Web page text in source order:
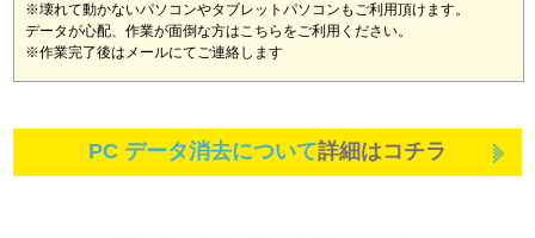
※壊れて動かないパソコンやタブレットパソコンもご利用頂けます。
データが心配、作業が面倒な方はこちらをご利用ください。
※作業完了後はメールにてご連絡します
PC データ消去について詳細はコチラ